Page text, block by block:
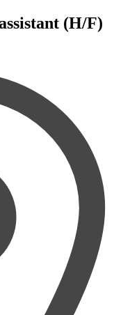
(H/F)